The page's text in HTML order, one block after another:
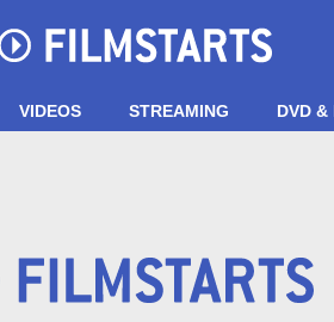
VIDEOS STREAMING DVD &